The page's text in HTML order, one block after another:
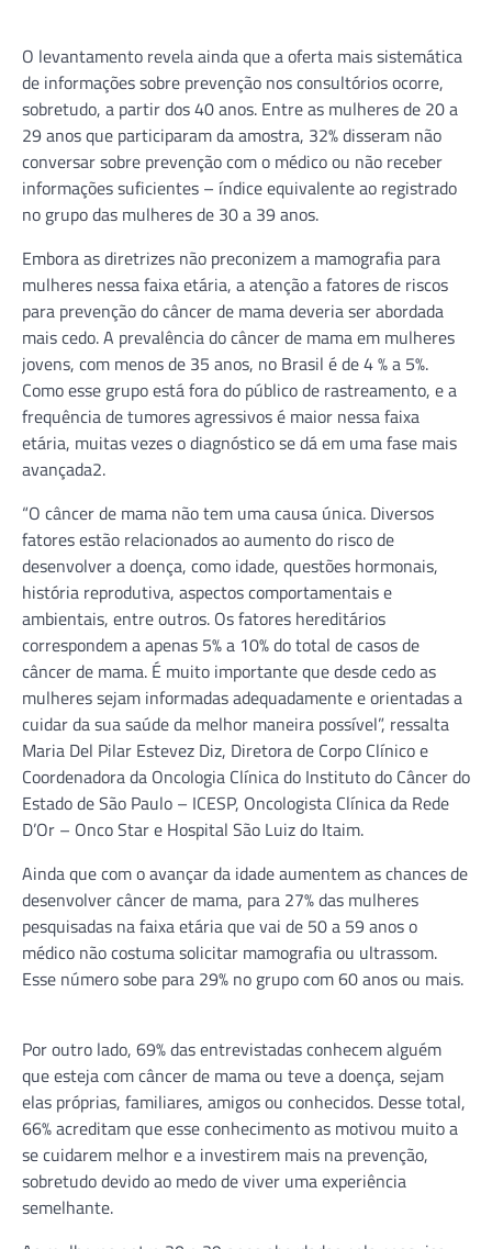
O levantamento revela ainda que a oferta mais sistemática
de informações sobre prevenção nos consultórios ocorre,
sobretudo, a partir dos 40 anos. Entre as mulheres de 20 a
29 anos que participaram da amostra, 32% disseram não
conversar sobre prevenção com o médico ou não receber
informações suficientes – índice equivalente ao registrado
no grupo das mulheres de 30 a 39 anos.
Embora as diretrizes não preconizem a mamografia para
mulheres nessa faixa etária, a atenção a fatores de riscos
para prevenção do câncer de mama deveria ser abordada
mais cedo. A prevalência do câncer de mama em mulheres
jovens, com menos de 35 anos, no Brasil é de 4 % a 5%.
Como esse grupo está fora do público de rastreamento, e a
frequência de tumores agressivos é maior nessa faixa
etária, muitas vezes o diagnóstico se dá em uma fase mais
avançada2.
“O câncer de mama não tem uma causa única. Diversos
fatores estão relacionados ao aumento do risco de
desenvolver a doença, como idade, questões hormonais,
história reprodutiva, aspectos comportamentais e
ambientais, entre outros. Os fatores hereditários
correspondem a apenas 5% a 10% do total de casos de
câncer de mama. É muito importante que desde cedo as
mulheres sejam informadas adequadamente e orientadas a
cuidar da sua saúde da melhor maneira possível”, ressalta
Maria Del Pilar Estevez Diz, Diretora de Corpo Clínico e
Coordenadora da Oncologia Clínica do Instituto do Câncer do
Estado de São Paulo – ICESP, Oncologista Clínica da Rede
D’Or – Onco Star e Hospital São Luiz do Itaim.
Ainda que com o avançar da idade aumentem as chances de
desenvolver câncer de mama, para 27% das mulheres
pesquisadas na faixa etária que vai de 50 a 59 anos o
médico não costuma solicitar mamografia ou ultrassom.
Esse número sobe para 29% no grupo com 60 anos ou mais.
Por outro lado, 69% das entrevistadas conhecem alguém
que esteja com câncer de mama ou teve a doença, sejam
elas próprias, familiares, amigos ou conhecidos. Desse total,
66% acreditam que esse conhecimento as motivou muito a
se cuidarem melhor e a investirem mais na prevenção,
sobretudo devido ao medo de viver uma experiência
semelhante.